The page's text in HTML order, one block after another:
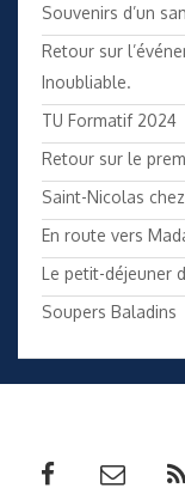
Souvenirs d’un
Retour sur
Inoubliable.
TU Formatif 2024
Retour sur le
Saint-Nicolas
En route vers
Le petit-déjeuner
Soupers Baladins